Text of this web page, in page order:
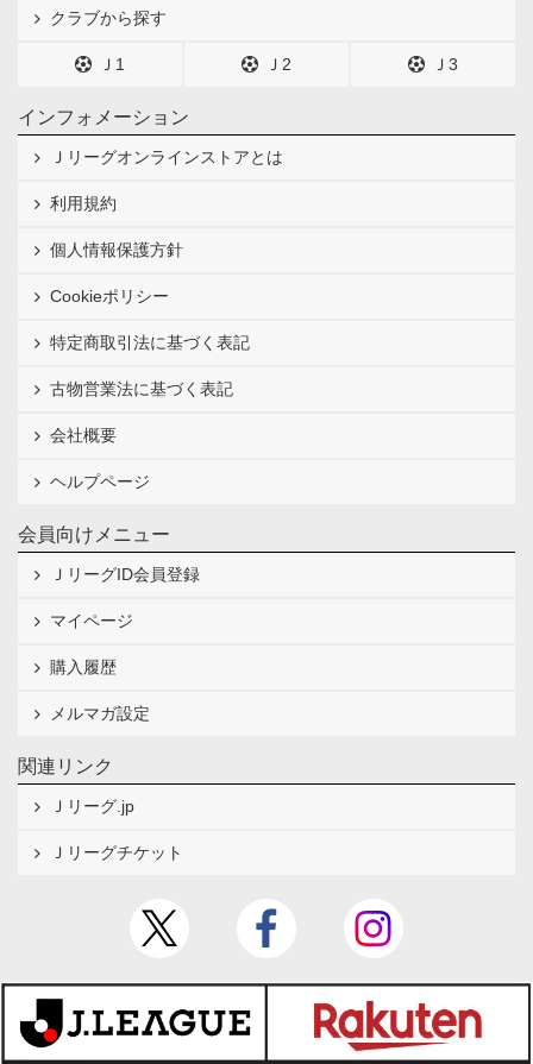
クラブから探す
Ｊ1 Ｊ2 Ｊ3
インフォメーション
Ｊリーグオンラインストアとは
利用規約
個人情報保護方針
Cookieポリシー
特定商取引法に基づく表記
古物営業法に基づく表記
会社概要
ヘルプページ
会員向けメニュー
ＪリーグID会員登録
マイページ
購入履歴
メルマガ設定
関連リンク
Ｊリーグ.jp
Ｊリーグチケット